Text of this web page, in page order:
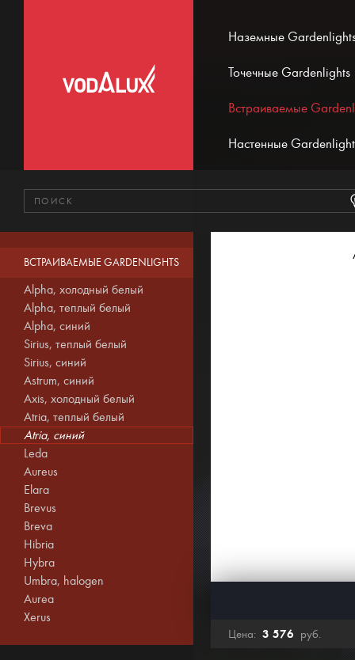
Наземные
Точечные Gardenlights
Встраиваемые
Настенные
Цена: 3 576 руб.
ВСТРАИВАЕМЫЕ GARDENLIGHTS
Alpha, холодный белый
Alpha, теплый белый
Alpha, синий
Sirius, теплый белый
Sirius, синий
Astrum, синий
Axis, холодный белый
Atria, теплый белый
Atria, синий
Leda
Aureus
Elara
Brevus
Breva
Hibria
Hybra
Umbra, halogen
Aurea
Xerus